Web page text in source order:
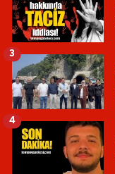
3
4